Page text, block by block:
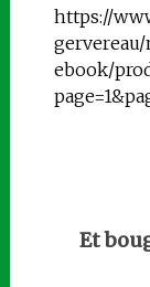
https://
ebook/
Et